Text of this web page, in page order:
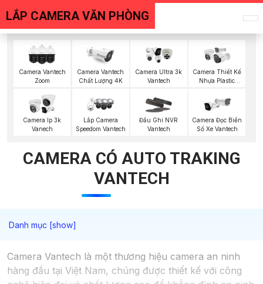
LẮP CAMERA VĂN PHÒNG
Camera Vantech
Zoom
Camera Vantech
Chất Lượng 4K
Camera Ultra 3k
Vantech
Camera Thiết Kế
Nhựa Plastic
Camera Ip 3k
Vanech
Lắp Camera
Speedom Vantech
Đầu Ghi NVR
Vantech
Camera Đọc Biển
Số Xe Vantech
CAMERA CÓ AUTO TRAKING
VANTECH
Camera Vantech là một thương hiệu camera an ninh
hàng đầu tại Việt Nam, chúng được thiết kế với công